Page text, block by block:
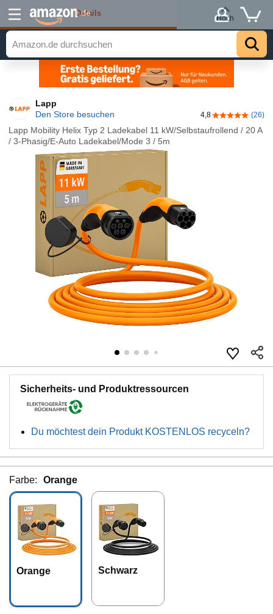
.de
Lapp
Den Store besuchen
4,84,8 von 5(26)
Lapp Mobility Helix Typ 2 Ladekabel 11 kW/Selbstaufrollend / 20 A
/ 3-Phasig/E-Auto Ladekabel/Mode 3 / 5m
Sicherheits- und Produktressourcen
Du möchtest dein Produkt KOSTENLOS recyceln?
Farbe: Orange
Orange Schwarz
Details
Hoch